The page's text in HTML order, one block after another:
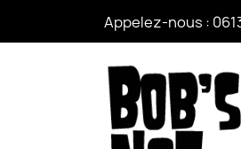
Appelez-nous :